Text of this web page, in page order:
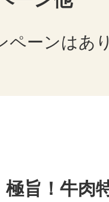
ペーンはあ
極旨！牛肉